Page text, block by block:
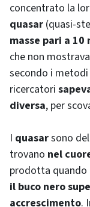
concentrato la
quasar (quasi-
masse pari a
che non
secondo i
ricercatori
diversa, per
I quasarsono
trovano nel
prodotta quando
il buco nero
accrescimento.